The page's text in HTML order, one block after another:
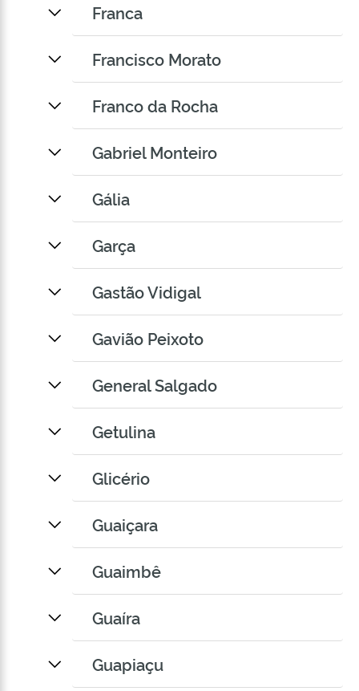
Franca
Francisco Morato
Franco da Rocha
Gabriel Monteiro
Gália
Garça
Gastão Vidigal
Gavião Peixoto
General Salgado
Getulina
Glicério
Guaiçara
Guaimbê
Guaíra
Guapiaçu